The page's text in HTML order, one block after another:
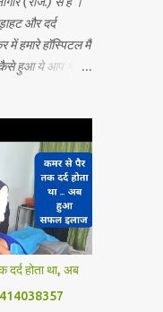
और दर्द
हमारे हॉस्पिटल मैं
हुआ ये आप भी
Mob No.
we treat Slip
Sciatica,
Pain,
Tennis
Pain,
problems
Neuro
होता था, अब